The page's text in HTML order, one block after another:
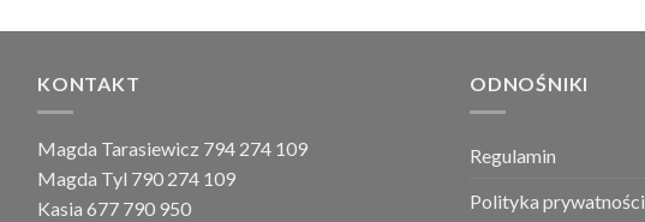
KONTAKT
Magda Tarasiewicz 794 274 109
Magda Tyl 790 274 109
Kasia 677 790 950
ODNOŚNIKI
Regulamin
Polityka prywatności